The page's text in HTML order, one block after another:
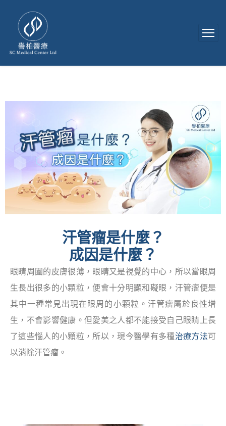
汗管瘤是什麼？
成因是什麼？
眼睛周圍的皮膚很薄，眼睛又是視覺的中心，所以當眼周
生長出很多的小顆粒，便會十分明顯和礙眼，汗管瘤便是
其中一種常見出現在眼周的小顆粒。汗管瘤屬於良性增
生，不會影響健康。但愛美之人都不能接受自己眼睛上長
了這些惱人的小顆粒，所以，現今醫學有多種治療方法可
以消除汗管瘤。